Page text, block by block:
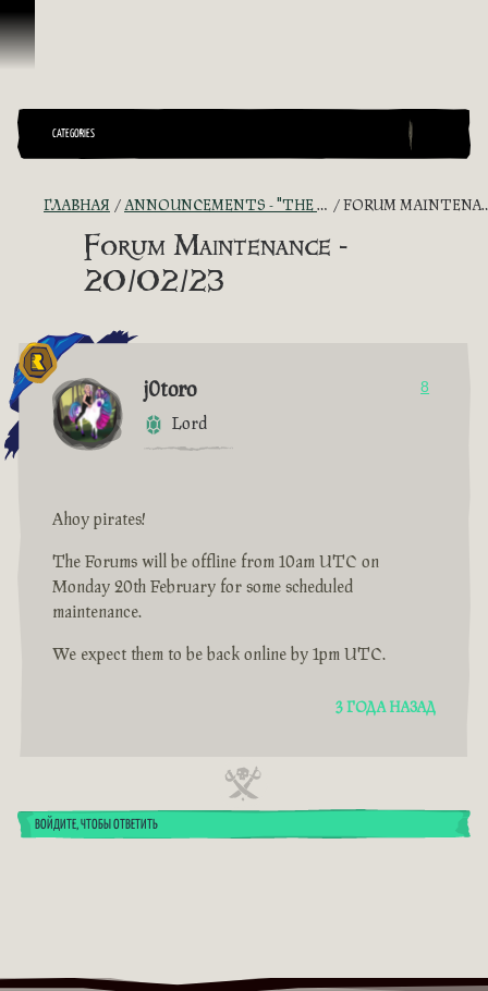
Перейти к материалам
CATEGORIES
ГЛАВНАЯ ANNOUNCEMENTS - "THE CAPTAIN'S CABIN" FORUM MAINTENANCE - 20/02/23
Forum Maintenance -
20/02/23
j0toro
Lord
8
Ahoy pirates!
The Forums will be offline from 10am UTC on
Monday 20th February for some scheduled
maintenance.
We expect them to be back online by 1pm UTC.
3 ГОДА НАЗАД
ВОЙДИТЕ, ЧТОБЫ ОТВЕТИТЬ